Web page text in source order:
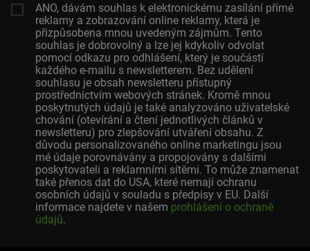
ANO, dávám souhlas k elektronickému zasílání přímé
reklamy a zobrazování online reklamy, která je
přizpůsobena mnou uvedeným zájmům. Tento
souhlas je dobrovolný a lze jej kdykoliv odvolat
pomocí odkazu pro odhlášení, který je součástí
každého e-mailu s newsletterem. Bez udělení
souhlasu je obsah newsletteru přístupný
prostřednictvím webových stránek. Kromě mnou
poskytnutých údajů je také analyzováno uživatelské
chování (otevírání a čtení jednotlivých článků v
newsletteru) pro zlepšování utváření obsahu. Z
důvodu personalizovaného online marketingu jsou
mé údaje porovnávány a propojovány s dalšími
poskytovateli a reklamními sítěmi. To může znamenat
také přenos dat do USA, které nemají ochranu
osobních údajů v souladu s předpisy v EU. Další
informace najdete v našem prohlášení o ochraně
údajů.